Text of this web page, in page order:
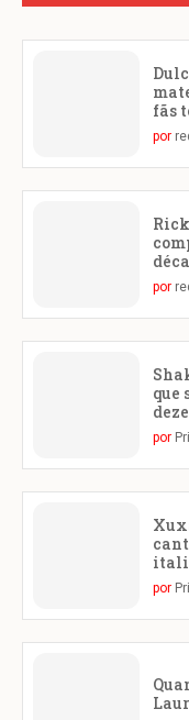
fãs
por
por
que
por
por